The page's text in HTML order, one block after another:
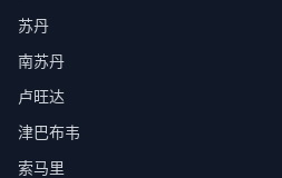
苏丹
南苏丹
卢旺达
津巴布韦
索马里